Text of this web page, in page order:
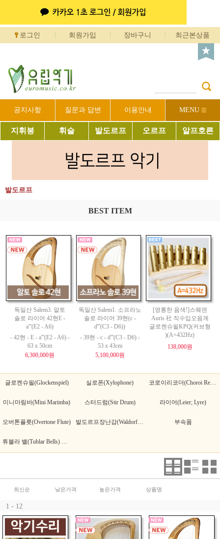
로그인 회원가입 장바구니 최근본상품
공지사항 질문과 답변 이용안내 MENU
지휘봉 휘슬 발도르프 오르프 알프호른
발도르프
BEST ITEM
독일산 Salem3. 알토
솔로 라이어 42현E -
a'''(E2 - A6)
- 42현 - E - a'''(E2 - A6) -
63 x 50cm
6,300,000원
독일산 Salem1. 소프라노
솔로 라이어 39현(c -
d'''(C3 - D6))
- 39현 - c - d'''(C3 - D6) -
53 x 43cm
5,100,000원
[영롱한 음색!]스웨덴
Auris 社 직수입오음계
글로켄슈필KPQ(커브형
)(A=432Hz)
138,000원
글로켄슈필(Glockenspiel) 실로폰(Xylophone)
미니마림바(Mini Marimba) 스터드럼(Stir Drum) 라이어(Leier; Lyre)
오버톤플릇(Overtone Flute) 부속품
최신순 낮은가격 높은가격 상품명
1 - 12